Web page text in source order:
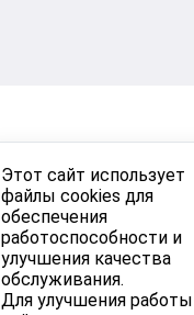
Этот сайт использует
файлы cookies для
обеспечения
работоспособности и
улучшения качества
обслуживания.
Для улучшения работы